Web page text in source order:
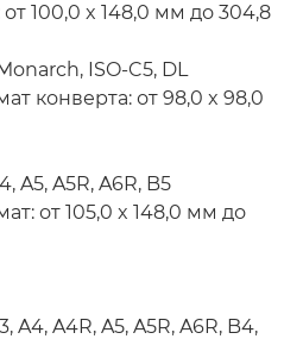
100,0 x 148,0 мм до 304,8
ISO-C5, DL
конверта: от 98,0 x 98,0
A5, A5R, A6R, B5
от 105,0 x 148,0 мм до
A4R, A5, A5R, A6R, B4,